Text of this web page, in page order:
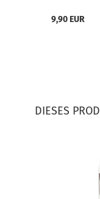
9,90 EUR
DIESES